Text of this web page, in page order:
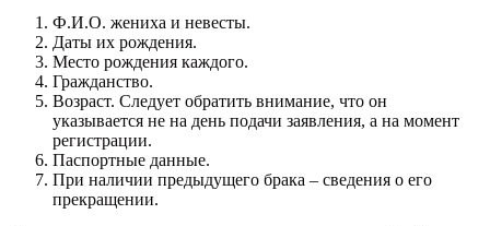
Ф.И.О. жениха и невесты.
Даты их рождения.
Место рождения каждого.
Гражданство.
Возраст. Следует обратить внимание, что он
указывается не на день подачи заявления, а на момент
регистрации.
Паспортные данные.
При наличии предыдущего брака – сведения о его
прекращении.